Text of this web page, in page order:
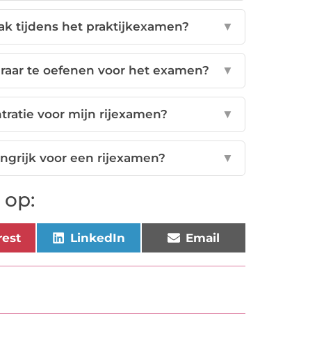
tijdens het praktijkexamen? ▼
te oefenen voor het examen? ▼
voor mijn rijexamen? ▼
voor een rijexamen? ▼
LinkedIn Email